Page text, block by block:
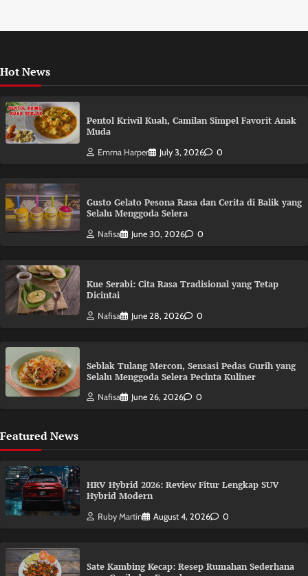
Hot News
Pentol Kriwil Kuah, Camilan Simpel Favorit Anak
Muda
Emma Harper July 3, 2026 0
Gusto Gelato Pesona Rasa dan Cerita di Balik yang
Selalu Menggoda Selera
Nafisa June 30, 2026 0
Kue Serabi: Cita Rasa Tradisional yang Tetap
Dicintai
Nafisa June 28, 2026 0
Seblak Tulang Mercon, Sensasi Pedas Gurih yang
Selalu Menggoda Selera Pecinta Kuliner
Nafisa June 26, 2026 0
Featured News
HRV Hybrid 2026: Review Fitur Lengkap SUV
Hybrid Modern
Ruby Martin August 4, 2026 0
Sate Kambing Kecap: Resep Rumahan Sederhana